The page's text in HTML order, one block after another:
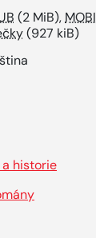
(2 MiB),MOBI
(927 kiB)
a historie